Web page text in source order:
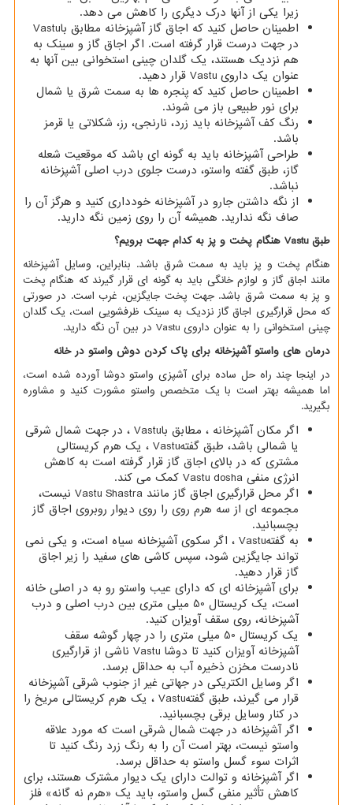
زیرا یکی از آنها درک دیگری را کاهش می دهد.
اطمینان حاصل کنید که اجاق گاز آشپزخانه مطابق باVastu
در جهت درست قرار گرفته است. اگر اجاق گاز و سینک به
هم نزدیک هستند، یک گلدان چینی استخوانی بین آنها به
عنوان یک داروی Vastu قرار دهید.
اطمینان حاصل کنید که پنجره ها به سمت شرق یا شمال
برای نور طبیعی باز می شوند.
رنگ کف آشپزخانه باید زرد، نارنجی، رز، شکلاتی یا قرمز
باشد.
طراحی آشپزخانه باید به گونه ای باشد که موقعیت شعله
گاز، طبق گفته واستو، درست جلوی درب اصلی آشپزخانه
نباشد.
از نگه داشتن جارو در آشپزخانه خودداری کنید و هرگز آن را
صاف نگه ندارید. همیشه آن را روی زمین نگه دارید.
طبق Vastu هنگام پخت و پز به کدام جهت برویم؟
هنگام پخت و پز باید به سمت شرق باشد. بنابراین، وسایل آشپزخانه
مانند اجاق گاز و لوازم خانگی باید به گونه ای قرار گیرند که هنگام پخت
و پز به سمت شرق باشد. جهت پخت جایگزین، غرب است. در صورتی
که محل قرارگیری اجاق گاز نزدیک به سینک ظرفشویی است، یک گلدان
چینی استخوانی را به عنوان داروی Vastu در بین آن نگه دارید.
درمان های واستو آشپزخانه برای پاک کردن دوش واستو در خانه
در اینجا چند راه حل ساده برای آشپزی واستو دوشا آورده شده است،
اما همیشه بهتر است با یک متخصص واستو مشورت کنید و مشاوره
بگیرید.
اگر مکان آشپزخانه ، مطابق باVastu ، در جهت شمال شرقی
یا شمالی باشد، طبق گفتهVastu ، یک هرم کریستالی
مشتری که در بالای اجاق گاز قرار گرفته است به کاهش
انرژی منفی Vastu dosha کمک می کند.
اگر محل قرارگیری اجاق گاز مانند Vastu Shastra نیست،
مجموعه ای از سه هرم روی را روی دیوار روبروی اجاق گاز
بچسبانید.
به گفتهVastu ، اگر سکوی آشپزخانه سیاه است، و یکی نمی
تواند جایگزین شود، سپس کاشی های سفید را زیر اجاق
گاز قرار دهید.
برای آشپزخانه ای که دارای عیب واستو رو به در اصلی خانه
است، یک کریستال 50 میلی متری بین درب اصلی و درب
آشپزخانه، روی سقف آویزان کنید.
یک کریستال 50 میلی متری را در چهار گوشه سقف
آشپزخانه آویزان کنید تا دوشا Vastu ناشی از قرارگیری
نادرست مخزن ذخیره آب به حداقل برسد.
اگر وسایل الکتریکی در جهاتی غیر از جنوب شرقی آشپزخانه
قرار می گیرند، طبق گفتهVastu ، یک هرم کریستالی مریخ را
در کنار وسایل برقی بچسبانید.
اگر آشپزخانه در جهت شمال شرقی است که مورد علاقه
واستو نیست، بهتر است آن را به رنگ زرد رنگ کنید تا
اثرات سوء گسل واستو به حداقل برسد.
اگر آشپزخانه و توالت دارای یک دیوار مشترک هستند، برای
کاهش تأثیر منفی گسل واستو، باید یک «هرم نه گانه» فلز